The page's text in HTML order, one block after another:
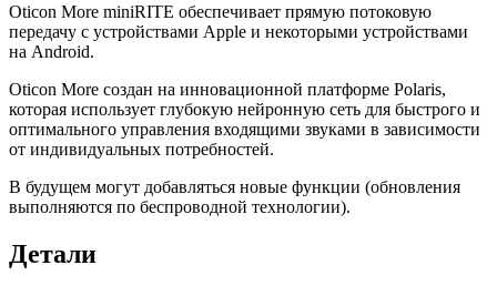
Oticon More miniRITE обеспечивает прямую потоковую
передачу с устройствами Apple и некоторыми устройствами
на Android.
Oticon More создан на инновационной платформе Polaris,
которая использует глубокую нейронную сеть для быстрого и
оптимального управления входящими звуками в зависимости
от индивидуальных потребностей.
В будущем могут добавляться новые функции (обновления
выполняются по беспроводной технологии).
Детали